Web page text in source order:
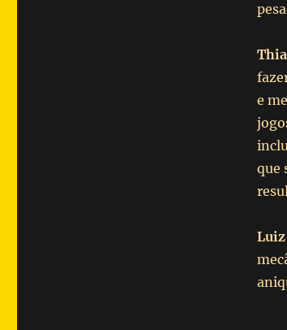
e
que
Luiz